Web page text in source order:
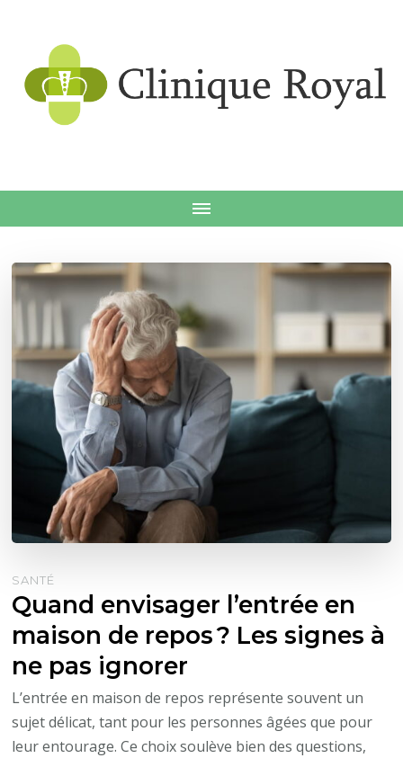
SANTÉ
Quand envisager l’entrée en
maison de repos ? Les signes à
ne pas ignorer
L’entrée en maison de repos représente souvent un
sujet délicat, tant pour les personnes âgées que pour
leur entourage. Ce choix soulève bien des questions,